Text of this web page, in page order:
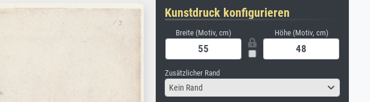
Kunstdruck konfigurieren
Breite (Motiv, cm) Höhe (Motiv, cm)
Zusätzlicher Rand
Kein Rand